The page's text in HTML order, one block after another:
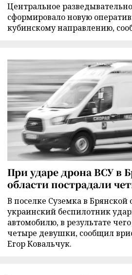
Центральное
сформировало новую
кубинскому направлению,
При ударе дрона ВСУ в
области пострадали
В поселке Суземка в Брянской
украинский беспилотник
автомобилю, в результате
четыре девушки, сообщил
Егор Ковальчук.